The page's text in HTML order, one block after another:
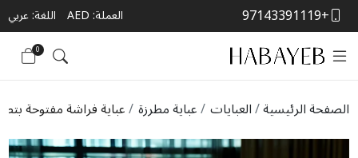
+97143391119 العملة:AED اللغة: عربي
0
الصفحة الرئيسية العبايات عباية مطرزة عباية فراشة مفتوحة